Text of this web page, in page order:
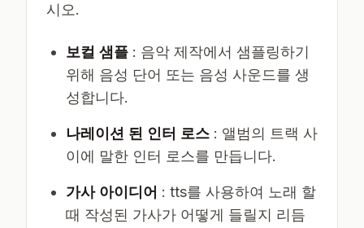
시오.
보컬 샘플 : 음악 제작에서 샘플링하기
위해 음성 단어 또는 음성 사운드를 생
성합니다.
나레이션 된 인터 로스 : 앨범의 트랙 사
이에 말한 인터 로스를 만듭니다.
가사 아이디어 : tts를 사용하여 노래 할
때 작성된 가사가 어떻게 들릴지 리듬